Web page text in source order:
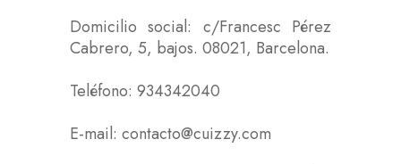
Domicilio social: c/Francesc Pérez
Cabrero, 5, bajos. 08021, Barcelona.
Teléfono: 934342040
E-mail: contacto@cuizzy.com